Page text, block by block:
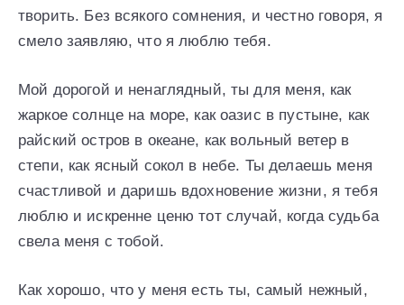
творить. Без всякого сомнения, и честно говоря, я
смело заявляю, что я люблю тебя.
Мой дорогой и ненаглядный, ты для меня, как
жаркое солнце на море, как оазис в пустыне, как
райский остров в океане, как вольный ветер в
степи, как ясный сокол в небе. Ты делаешь меня
счастливой и даришь вдохновение жизни, я тебя
люблю и искренне ценю тот случай, когда судьба
свела меня с тобой.
Как хорошо, что у меня есть ты, самый нежный,